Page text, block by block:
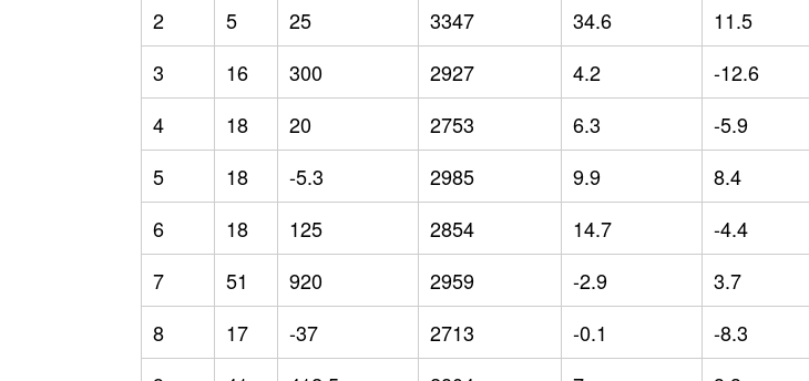
2
5 25 3347 34.6 11.5
3
16 300 2927 4.2 -12.6
4
18 20 2753 6.3 -5.9
5
18 -5.3 2985 9.9 8.4
6
18 125 2854 14.7 -4.4
7
51 920 2959 -2.9 3.7
8
17 -37 2713 -0.1 -8.3